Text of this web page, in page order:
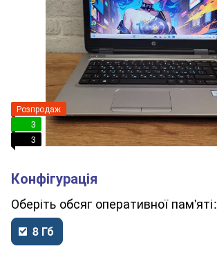
Розпродаж
3
3
обсяг оперативної пам'яті
8 Гб